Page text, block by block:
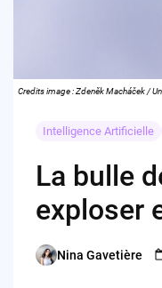
Credits image : Zdeněk Macháček /
Intelligence Artificielle
La bulle
exploser
Posted
Nina Gavetière